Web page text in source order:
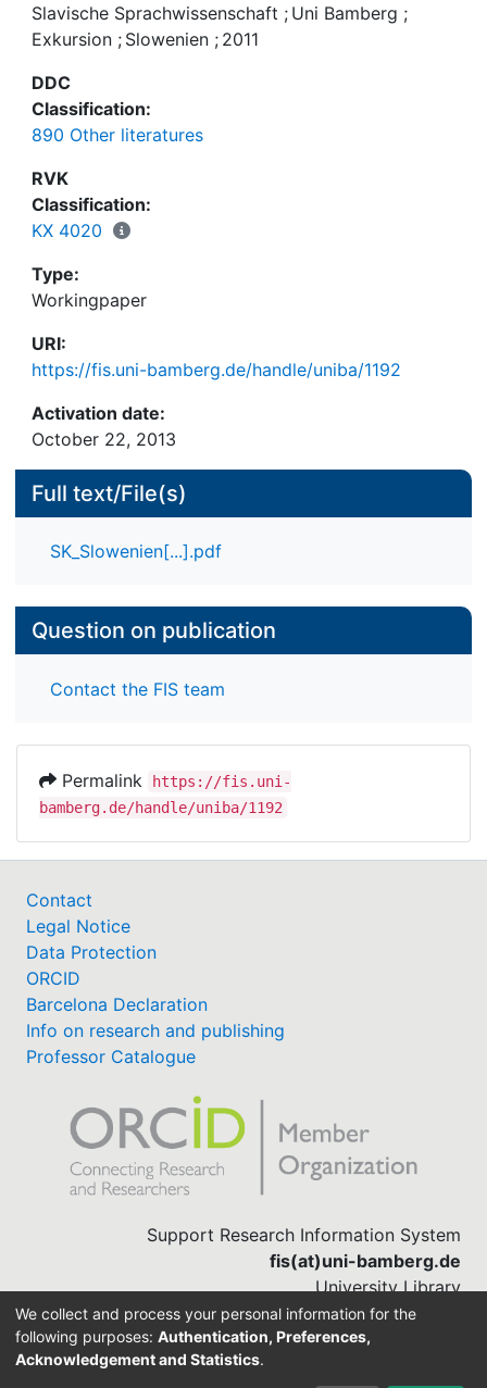
Slavische Sprachwissenschaft ; Uni Bamberg ;
Exkursion ; Slowenien ; 2011
DDC
Classification:
890 Other literatures
RVK
Classification:
KX 4020
Type:
Workingpaper
URI:
https://fis.uni-bamberg.de/handle/uniba/1192
Activation date:
October 22, 2013
Full text/File(s)
SK_Slowenien[...].pdf
Question on publication
Contact the FIS team
Permalink
https://fis.uni-
bamberg.de/handle/uniba/1192
Contact
Legal Notice
Data Protection
ORCID
Barcelona Declaration
Info on research and publishing
Professor Catalogue
Support Research Information System
fis(at)uni-bamberg.de
University Library
(0951) 863-1568
We collect and process your personal information for the
following purposes: Authentication, Preferences,
Acknowledgement and Statistics.